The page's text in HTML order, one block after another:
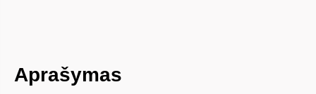
Aprašymas